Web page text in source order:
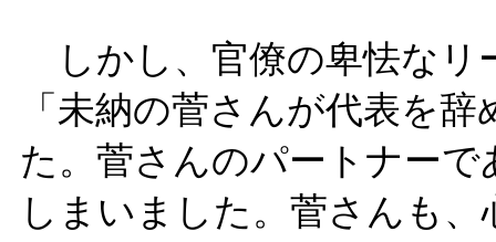
しかし、官僚の卑怯なリ
「未納の菅さんが代表を
た。菅さんのパートナー
しまいました。菅さんも